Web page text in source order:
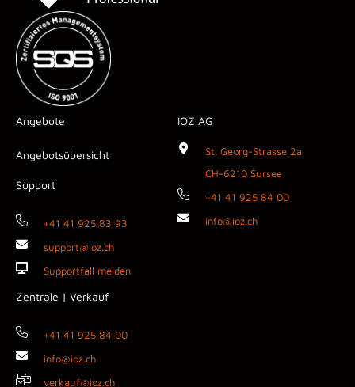
Angebote
Angebotsübersicht
Support
+41 41 925 83 93
support@ioz.ch
Supportfall melden
Zentrale | Verkauf
+41 41 925 84 00
info@ioz.ch
verkauf@ioz.ch
IOZ AG
St. Georg-Strasse 2a
CH-6210 Sursee
+41 41 925 84 00
info@ioz.ch